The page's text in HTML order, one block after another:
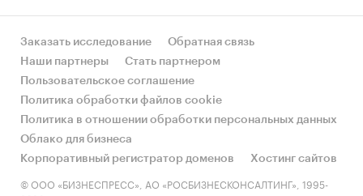
· создание страниц: вести
активные страницы в
сетях с фото и видео
занятий;
· контент: публикация
полезных статей, советов для
Заказать исследование
Обратная связь
Наши партнеры
Стать партнером
Пользовательское соглашение
Политика обработки файлов cookie
Политика в отношении обработки персональных данных
Облако для бизнеса
Корпоративный регистратор доменов
Хостинг сайтов
© ООО «БИЗНЕСПРЕСС», АО «РОСБИЗНЕСКОНСАЛТИНГ», 1995-